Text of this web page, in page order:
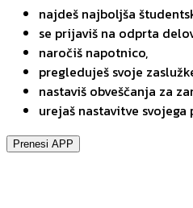
najdeš najboljša
se prijaviš na odprta
naročiš napotnico,
pregleduješ svoje
nastaviš obveščanja za
urejaš nastavitve svojega
Prenesi APP